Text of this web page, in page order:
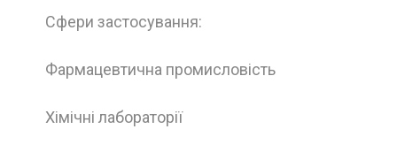
Сфери застосування:
Фармацевтична промисловість
Хімічні лабораторії